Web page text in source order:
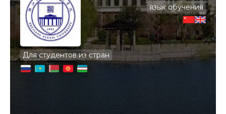
Для студентов из стран
язык обучения